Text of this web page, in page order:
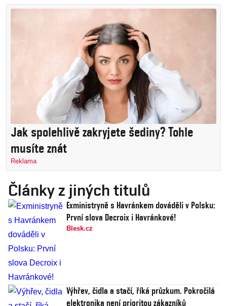
Jak spolehlivě zakryjete šediny? Tohle
musíte znát
Reklama
Články z jiných titulů
Exministryně s Havránkem dováděli v Polsku:
První slova Decroix i Havránkové!
Blesk.cz
Výhřev, čidla a stačí, říká průzkum. Pokročilá
elektronika není prioritou zákazníků